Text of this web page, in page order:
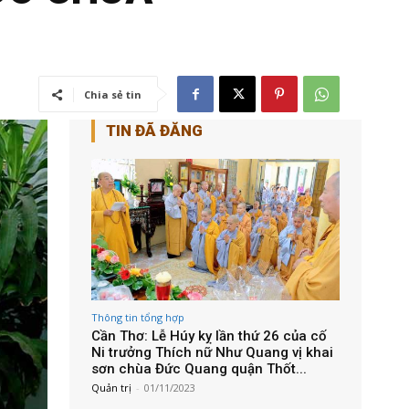
Chia sẻ tin
TIN ĐÃ ĐĂNG
Thông tin tổng hợp
Cần Thơ: Lễ Húy kỵ lần thứ 26 của cố
Ni trưởng Thích nữ Như Quang vị khai
sơn chùa Đức Quang quận Thốt...
Quản trị - 01/11/2023